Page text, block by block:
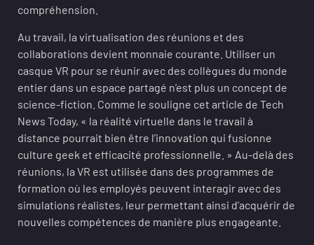
compréhension.
Au travail, la virtualisation des réunions et des
collaborations devient monnaie courante. Utiliser un
casque VR pour se réunir avec des collègues du monde
entier dans un espace partagé n’est plus un concept de
science-fiction. Comme le souligne cet article de Tech
News Today, « la réalité virtuelle dans le travail à
distance pourrait bien être l’innovation qui fusionne
culture geek et efficacité professionnelle. » Au-delà des
réunions, la VR est utilisée dans des programmes de
formation où les employés peuvent interagir avec des
simulations réalistes, leur permettant ainsi d’acquérir de
nouvelles compétences de manière plus engageante.